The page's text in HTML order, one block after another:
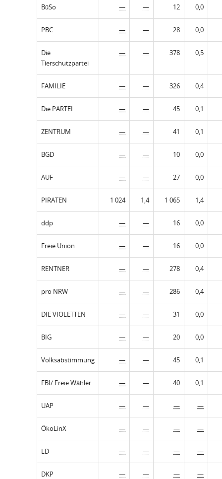
BüSo — — 12 0,0
PBC — — 28 0,0
Die
Tierschutzpartei
— — 378 0,5
FAMILIE — — 326 0,4
Die PARTEI — — 45 0,1
ZENTRUM — — 41 0,1
BGD — — 10 0,0
AUF — — 27 0,0
PIRATEN 1 024 1,4 1 065 1,4
ddp — — 16 0,0
Freie Union — — 16 0,0
RENTNER — — 278 0,4
pro NRW — — 286 0,4
DIE VIOLETTEN — — 31 0,0
BIG — — 20 0,0
Volksabstimmung — — 45 0,1
FBI/ Freie Wähler — — 40 0,1
UAP — — — —
ÖkoLinX — — — —
LD — — — —
DKP — — — —